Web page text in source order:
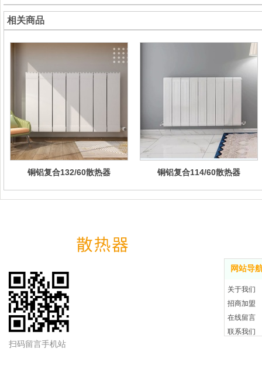
相关商品
铜铝复合132/60散热器 铜铝复合114/60散热器
网站导
关于我们
招商加盟
在线留言
联系我们
扫码留言手机站